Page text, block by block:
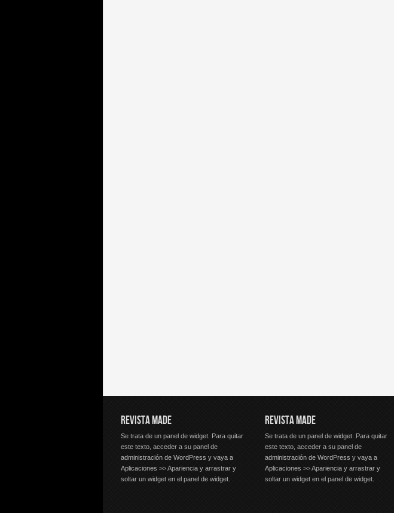
REVISTA MADE
Se trata de un panel de widget. Para quitar
este texto, acceder a su panel de
administración de WordPress y vaya a
Aplicaciones >> Apariencia y arrastrar y
soltar un widget en el panel de widget.
REVISTA MADE
Se trata de un panel de widget. Para quitar
este texto, acceder a su panel de
administración de WordPress y vaya a
Aplicaciones >> Apariencia y arrastrar y
soltar un widget en el panel de widget.